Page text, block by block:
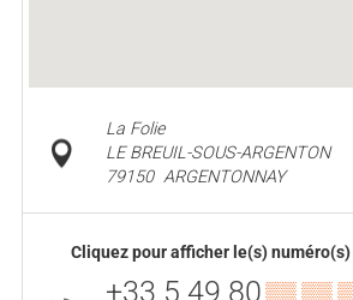
La Folie
LE BREUIL-SOUS-ARGENTON
79150 ARGENTONNAY
Cliquez pour afficher le(s) numéro(s)
+33 5 49 80▒▒ ▒▒